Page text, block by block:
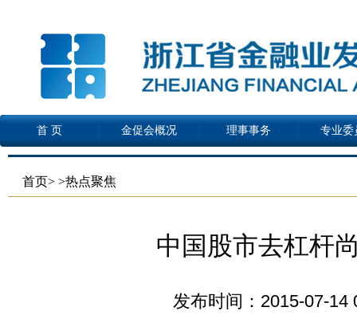
首 页 金促会概况 理事事务 专业委
首页> >热点聚焦
中国股市去杠杆
发布时间：2015-07-14